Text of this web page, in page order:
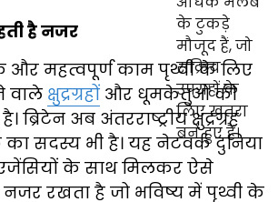
है नजर
और महत्वपूर्ण काम पृथ्वी के लिए
वाले क्षुद्रग्रहों और धूमकेतुओं की
ब्रिटेन अब अंतरराष्ट्रीय क्षुद्रग्रह
सदस्य भी है। यह नेटवर्क दुनिया
एजेंसियों के साथ मिलकर ऐसे
नजर रखता है जो भविष्य में पृथ्वी के